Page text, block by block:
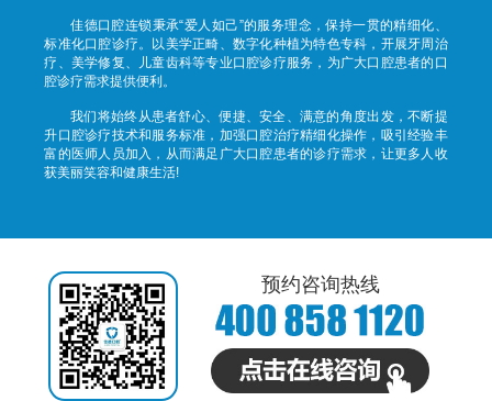
佳德口腔连锁秉承“爱人如己”的服务理念，保持一贯的精细化、
标准化口腔诊疗。以美学正畸、数字化种植为特色专科，开展牙周治
疗、美学修复、儿童齿科等专业口腔诊疗服务，为广大口腔患者的口
腔诊疗需求提供便利。
我们将始终从患者舒心、便捷、安全、满意的角度出发，不断提
升口腔诊疗技术和服务标准，加强口腔治疗精细化操作，吸引经验丰
富的医师人员加入，从而满足广大口腔患者的诊疗需求，让更多人收
获美丽笑容和健康生活!
预约咨询热线